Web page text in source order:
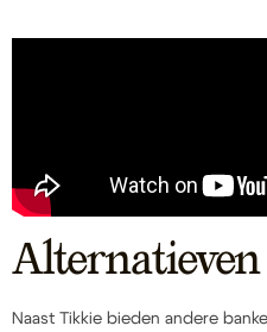
Naast Tikkie bieden andere